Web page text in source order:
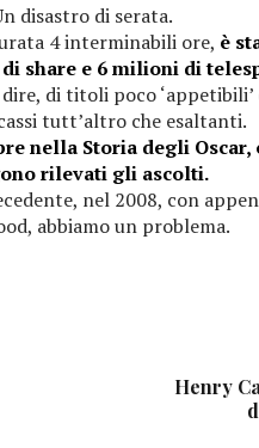
disastro di serata.
4 interminabili ore, è
share e 6 milioni di
dire, di titoli poco
tutt’altro che esaltanti.
nella Storia degli
rilevati gli ascolti.
nel 2008, con
abbiamo un problema.
Henry